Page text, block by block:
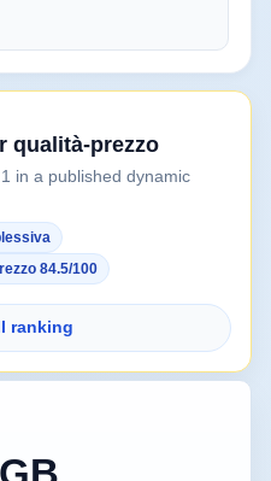
qualità-prezzo
in a published dynamic
84.5/100
ranking